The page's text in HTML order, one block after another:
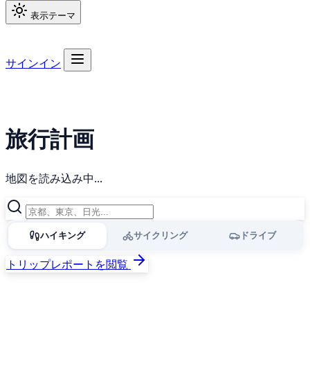
表示テーマ
サインイン
旅行計画
地図を読み込み中...
ハイキング サイクリング ドライブ
トリップレポートを閲覧